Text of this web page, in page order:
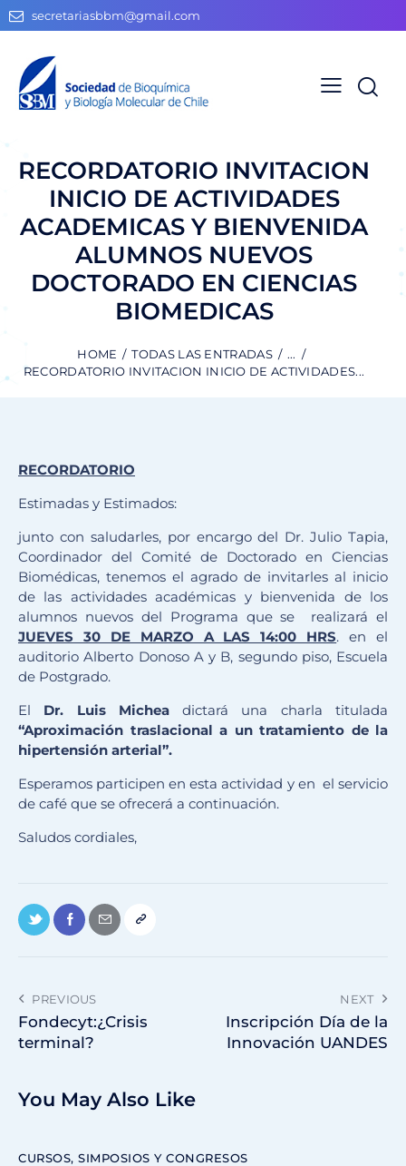
secretariasbbm@gmail.com
RECORDATORIO INVITACION
INICIO DE ACTIVIDADES
ACADEMICAS Y BIENVENIDA
ALUMNOS NUEVOS
DOCTORADO EN CIENCIAS
BIOMEDICAS
HOME TODAS LAS ENTRADAS
...
RECORDATORIO INVITACION INICIO DE ACTIVIDADES...
RECORDATORIO
Estimadas y Estimados:
junto con saludarles, por encargo del Dr. Julio Tapia,
Coordinador del Comité de Doctorado en Ciencias
Biomédicas, tenemos el agrado de invitarles al inicio
de las actividades académicas y bienvenida de los
alumnos nuevos del Programa que se realizará el
JUEVES 30 DE MARZO A LAS 14:00 HRS. en el
auditorio Alberto Donoso A y B, segundo piso, Escuela
de Postgrado.
El Dr. Luis Micheadictará una charla titulada
“Aproximación traslacional a un tratamiento de la
hipertensión arterial”.
Esperamos participen en esta actividad y en el servicio
de café que se ofrecerá a continuación.
Saludos cordiales,
PREVIOUS
Fondecyt:¿Crisis
terminal?
NEXT
Inscripción Día de la
Innovación UANDES
You May Also Like
CURSOS, SIMPOSIOS Y CONGRESOS